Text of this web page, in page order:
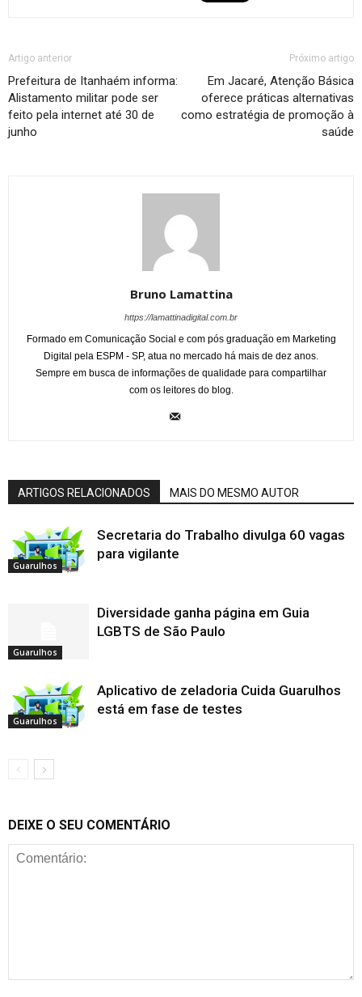
Artigo anterior
Prefeitura de Itanhaém informa:
Alistamento militar pode ser
feito pela internet até 30 de
junho
Próximo artigo
Em Jacaré, Atenção Básica
oferece práticas alternativas
como estratégia de promoção à
saúde
Bruno Lamattina
https://lamattinadigital.com.br
Formado em Comunicação Social e com pós graduação em Marketing
Digital pela ESPM - SP, atua no mercado há mais de dez anos.
Sempre em busca de informações de qualidade para compartilhar
com os leitores do blog.
ARTIGOS RELACIONADOS MAIS DO MESMO AUTOR
Guarulhos
Secretaria do Trabalho divulga 60 vagas
para vigilante
Guarulhos
Diversidade ganha página em Guia
LGBTS de São Paulo
Guarulhos
Aplicativo de zeladoria Cuida Guarulhos
está em fase de testes
DEIXE O SEU COMENTÁRIO